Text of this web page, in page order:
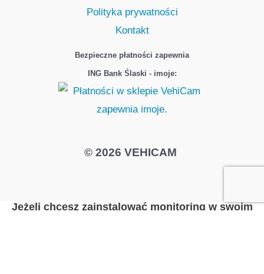
Polityka prywatności
Kontakt
Bezpieczne płatności zapewnia
ING Bank Ślaski - imoje:
© 2026 VEHICAM
Jeżeli chcesz zainstalować monitoring w swoim